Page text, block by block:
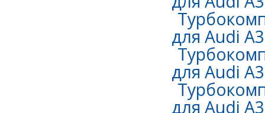
для Audi
для Audi
для Audi